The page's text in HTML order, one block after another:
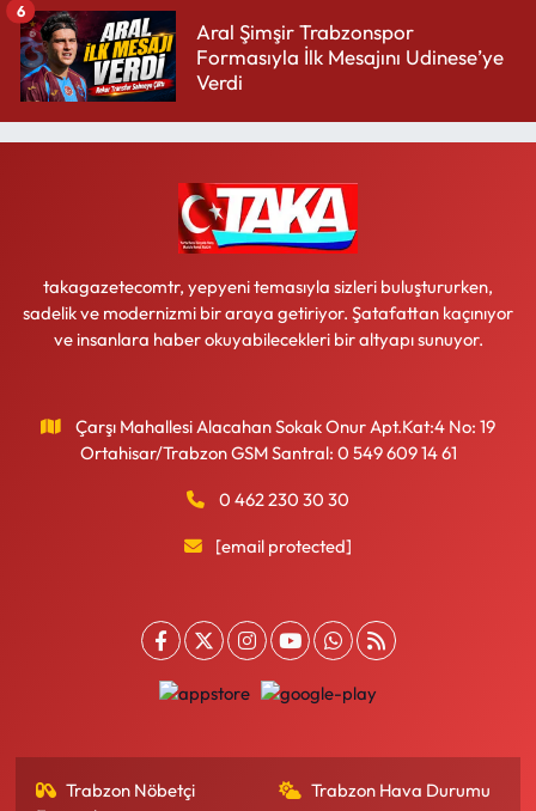
Aral Şimşir Trabzonspor
Formasıyla İlk Mesajını Udinese’ye
Verdi
6
takagazetecomtr, yepyeni temasıyla sizleri buluştururken,
sadelik ve modernizmi bir araya getiriyor. Şatafattan kaçınıyor
ve insanlara haber okuyabilecekleri bir altyapı sunuyor.
Çarşı Mahallesi Alacahan Sokak Onur Apt.Kat:4 No: 19
Ortahisar/Trabzon GSM Santral: 0 549 609 14 61
0 462 230 30 30
[email protected]
Trabzon Nöbetçi
Trabzon Hava Durumu